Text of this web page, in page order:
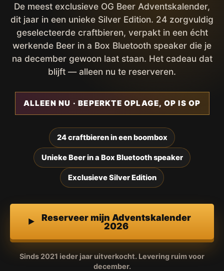
De meest exclusieve OG Beer Adventskalender,
dit jaar in een unieke Silver Edition. 24 zorgvuldig
geselecteerde craftbieren, verpakt in een écht
werkende Beer in a Box Bluetooth speaker die je
na december gewoon laat staan. Het cadeau dat
blijft — alleen nu te reserveren.
ALLEEN NU · BEPERKTE OPLAGE, OP IS OP
24 craftbieren in een boombox
Unieke Beer in a Box Bluetooth speaker
Exclusieve Silver Edition
Reserveer mijn Adventskalender
2026
Sinds 2021 ieder jaar uitverkocht. Levering ruim voor
december.